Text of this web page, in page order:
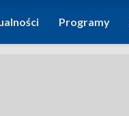
Programy